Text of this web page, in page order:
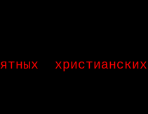
христианских